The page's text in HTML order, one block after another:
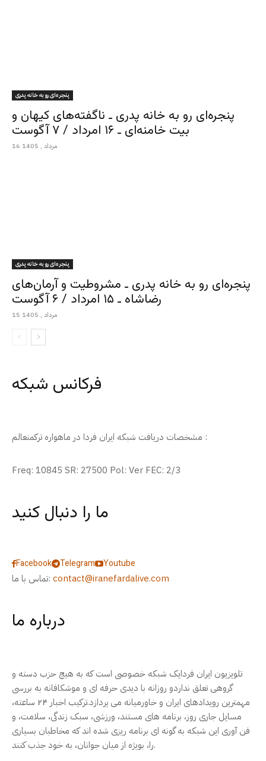
پنجره‌ای رو به خانه پدری
پنجره‌ای رو به خانه پدری ـ ناگفته‌های کیهان و
بیت خامنه‌ای ـ ۱۶ امرداد / ۷ آگوست
16 مرداد , 1405
پنجره‌ای رو به خانه پدری
پنجره‌ای رو به خانه پدری ـ مشروطیت و آرمان‌های
رضاشاه ـ ۱۵ امرداد / ۶ آگوست
15 مرداد , 1405
فرکانس شبکه
مشخصات دریافت شبکه ایران فردا در ماهواره ترکمنعالم :
Freq: 10845 SR: 27500 Pol: Ver FEC: 2/3
ما را دنبال کنید
Facebook Telegram
Youtube
تماس با ما: contact@iranefardalive.com
درباره ما
تلویزیون ایران فردایک شبکه خصوصی است که به هیچ حزب دسته و
گروهی تعلق نداردو روزانه با دیدی حرفه ای و موشکافانه به بررسی
مهمترین رویدادهای ایران و خاورمیانه می پردازد.ترکیب اخبار ۲۴ ساعته،
مسایل جاری روز، برنامه های مستند، ورزشی، سبک زندگی، سلامت، و
فن آوری این شبکه به گونه ای برنامه ریزی شده اند که مخاطبان بسیاری
را، بویژه از میان جوانان، به خود جذب کنند.